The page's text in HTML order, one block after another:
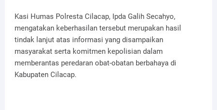
Kasi Humas Polresta Cilacap, Ipda Galih Secahyo,
mengatakan keberhasilan tersebut merupakan hasil
tindak lanjut atas informasi yang disampaikan
masyarakat serta komitmen kepolisian dalam
memberantas peredaran obat-obatan berbahaya di
Kabupaten Cilacap.